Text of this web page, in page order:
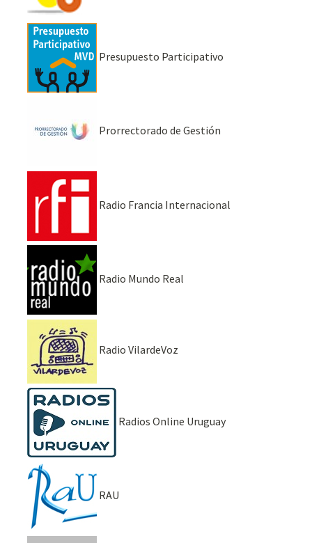
Presupuesto Participativo
Prorrectorado de Gestión
Radio Francia Internacional
Radio Mundo Real
Radio VilardeVoz
Radios Online Uruguay
RAU